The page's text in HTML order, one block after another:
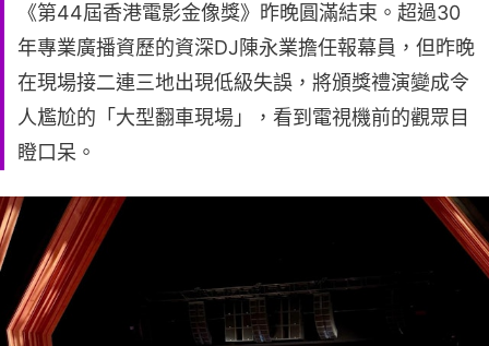
《第44屆香港電影金像獎》昨晚圓滿結束。超過30
年專業廣播資歷的資深DJ陳永業擔任報幕員，但昨晚
在現場接二連三地出現低級失誤，將頒獎禮演變成令
人尷尬的「大型翻車現場」，看到電視機前的觀眾目
瞪口呆。